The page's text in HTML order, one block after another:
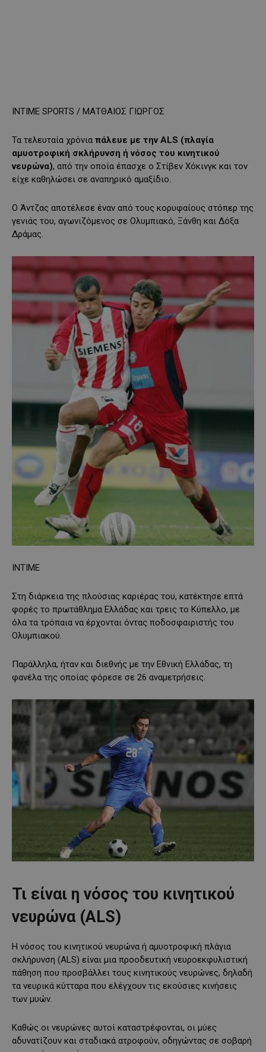
INTIME SPORTS / ΜΑΤΘΑΙΟΣ ΓΙΩΡΓΟΣ
Τα τελευταία χρόνια πάλευε με την ALS (πλαγία
αμυοτροφική σκλήρυνση ή νόσος του κινητικού
νευρώνα), από την οποία έπασχε ο Στίβεν Χόκινγκ και τον
είχε καθηλώσει σε αναπηρικό αμαξίδιο.
Ο Άντζας αποτέλεσε έναν από τους κορυφαίους στόπερ της
γενιάς του, αγωνιζόμενος σε Ολυμπιακό, Ξάνθη και Δόξα
Δράμας.
INTIME
Στη διάρκεια της πλούσιας καριέρας του, κατέκτησε επτά
φορές το πρωτάθλημα Ελλάδας και τρεις το Κύπελλο, με
όλα τα τρόπαια να έρχονται όντας ποδοσφαιριστής του
Ολυμπιακού.
Παράλληλα, ήταν και διεθνής με την Εθνική Ελλάδας, τη
φανέλα της οποίας φόρεσε σε 26 αναμετρήσεις.
Τι είναι η νόσος του κινητικού
νευρώνα (ALS)
Η νόσος του κινητικού νευρώνα ή αμυοτροφική πλάγια
σκλήρυνση (ALS) είναι μια προοδευτική νευροεκφυλιστική
πάθηση που προσβάλλει τους κινητικούς νευρώνες, δηλαδή
τα νευρικά κύτταρα που ελέγχουν τις εκούσιες κινήσεις
των μυών.
Καθώς οι νευρώνες αυτοί καταστρέφονται, οι μύες
αδυνατίζουν και σταδιακά ατροφούν, οδηγώντας σε σοβαρή